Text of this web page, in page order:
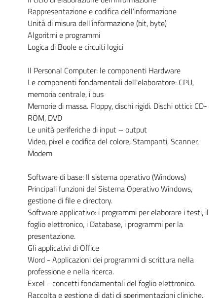
Rappresentazione e codifica dell’informazione
Unità di misura dell’informazione (bit, byte)
Algoritmi e programmi
Logica di Boole e circuiti logici
Il Personal Computer: le componenti Hardware
Le componenti fondamentali dell'elaboratore: CPU,
memoria centrale, i bus
Memorie di massa. Floppy, dischi rigidi. Dischi ottici: CD-
ROM, DVD
Le unità periferiche di input – output
Video, pixel e codifica del colore, Stampanti, Scanner,
Modem
Software di base: Il sistema operativo (Windows)
Principali funzioni del Sistema Operativo Windows,
gestione di file e directory.
Software applicativo: i programmi per elaborare i testi, il
foglio elettronico, i Database, i programmi per la
presentazione.
Gli applicativi di Office
Word - Applicazioni dei programmi di scrittura nella
professione e nella ricerca.
Excel - concetti fondamentali del foglio elettronico.
Raccolta e gestione di dati di sperimentazioni cliniche.